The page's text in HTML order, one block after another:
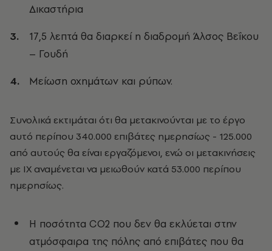
Δικαστήρια
17,5 λεπτά θα διαρκεί η διαδρομή Άλσος Βεΐκου
– Γουδή
Μείωση οχημάτων και ρύπων.
Συνολικά εκτιμάται ότι θα μετακινούνται με το έργο
αυτό περίπου 340.000 επιβάτες ημερησίως - 125.000
από αυτούς θα είναι εργαζόμενοι, ενώ οι μετακινήσεις
με ΙΧ αναμένεται να μειωθούν κατά 53.000 περίπου
ημερησίως.
Η ποσότητα CO2 που δεν θα εκλύεται στην
ατμόσφαιρα της πόλης από επιβάτες που θα